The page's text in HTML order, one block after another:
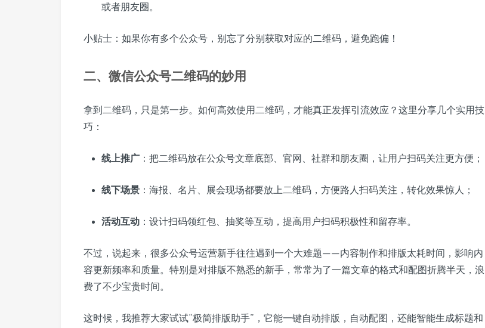
或者朋友圈。
小贴士：如果你有多个公众号，别忘了分别获取对应的二维码，避免跑偏！
二、微信公众号二维码的妙用
拿到二维码，只是第一步。如何高效使用二维码，才能真正发挥引流效应？这里分享几个实用技
巧：
线上推广 ：把二维码放在公众号文章底部、官网、社群和朋友圈，让用户扫码关注更方便；
线下场景 ：海报、名片、展会现场都要放上二维码，方便路人扫码关注，转化效果惊人；
活动互动 ：设计扫码领红包、抽奖等互动，提高用户扫码积极性和留存率。
不过，说起来，很多公众号运营新手往往遇到一个大难题——内容制作和排版太耗时间，影响内
容更新频率和质量。特别是对排版不熟悉的新手，常常为了一篇文章的格式和配图折腾半天，浪
费了不少宝贵时间。
这时候，我推荐大家试试“极简排版助手”，它能一键自动排版，自动配图，还能智能生成标题和